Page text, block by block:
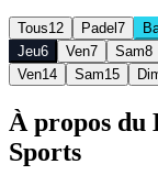
Tous12 Padel 7
Jeu6 Ven7 Sam8
Ven14 Sam15
À propos du
Sports